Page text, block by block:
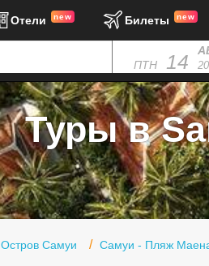
Отели new Билеты new
ПТН 14
Туры в
Остров Самуи Самуи - Пляж